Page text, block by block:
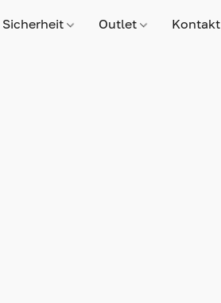
Sicherheit Outlet Kontakt